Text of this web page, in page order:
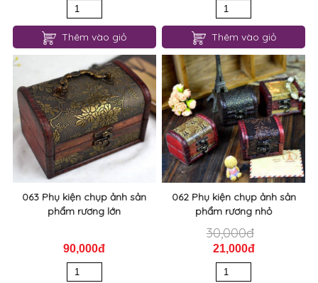
Thêm vào giỏ Thêm vào giỏ
063 Phụ kiện chụp ảnh sản
phẩm rương lớn
90,000đ
062 Phụ kiện chụp ảnh sản
phẩm rương nhỏ
30,000đ
21,000đ